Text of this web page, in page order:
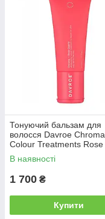
Тонуючий бальзам для
волосся Davroe Chroma
Colour Treatments Rose
Quartz, 200 мл (3585)
В наявності
1 700 ₴
Купити